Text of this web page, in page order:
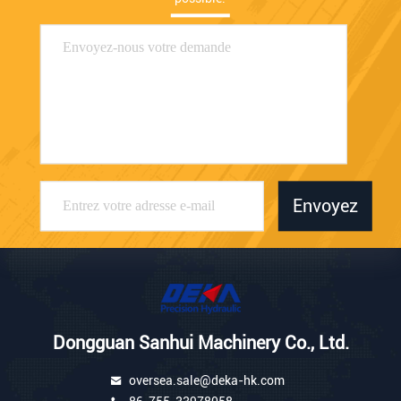
Envoyez
Dongguan Sanhui Machinery Co., Ltd.
oversea.sale@deka-hk.com